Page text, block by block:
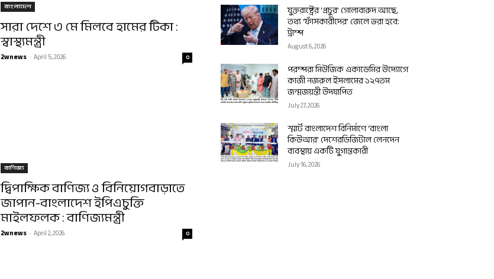
বাংলাদেশ
সারা দেশে ৩ মে মিলবে হামের টিকা :
স্বাস্থ্যমন্ত্রী
2wnews -April 5, 2026 0
বাণিজ্য
দ্বিপাক্ষিক বাণিজ্য ও বিনিয়োগবাড়াতে
জাপান-বাংলাদেশ ইপিএচুক্তি
মাইলফলক : বাণিজ্যমন্ত্রী
2wnews -April 2, 2026 0
যুক্তরাষ্ট্রের ‘প্রচুর’ গোলাবারুদ আছে,
তথ্য ‘ফাঁসকারীদের’ জেলে ভরা হবে:
ট্রাম্প
August 6, 2026
পরম্পরা মিউজিক একাডেমির উদ্যোগে
কাজী নজরুল ইসলামের ১২৭তম
জন্মজয়ন্তী উদযাপিত
July 27, 2026
স্মার্ট বাংলাদেশ বিনির্মাণে ‘বাংলা
কিউআর’ দেশেরডিজিটাল লেনদেন
ব্যবস্থায় একটি যুগান্তকারী
July 16, 2026